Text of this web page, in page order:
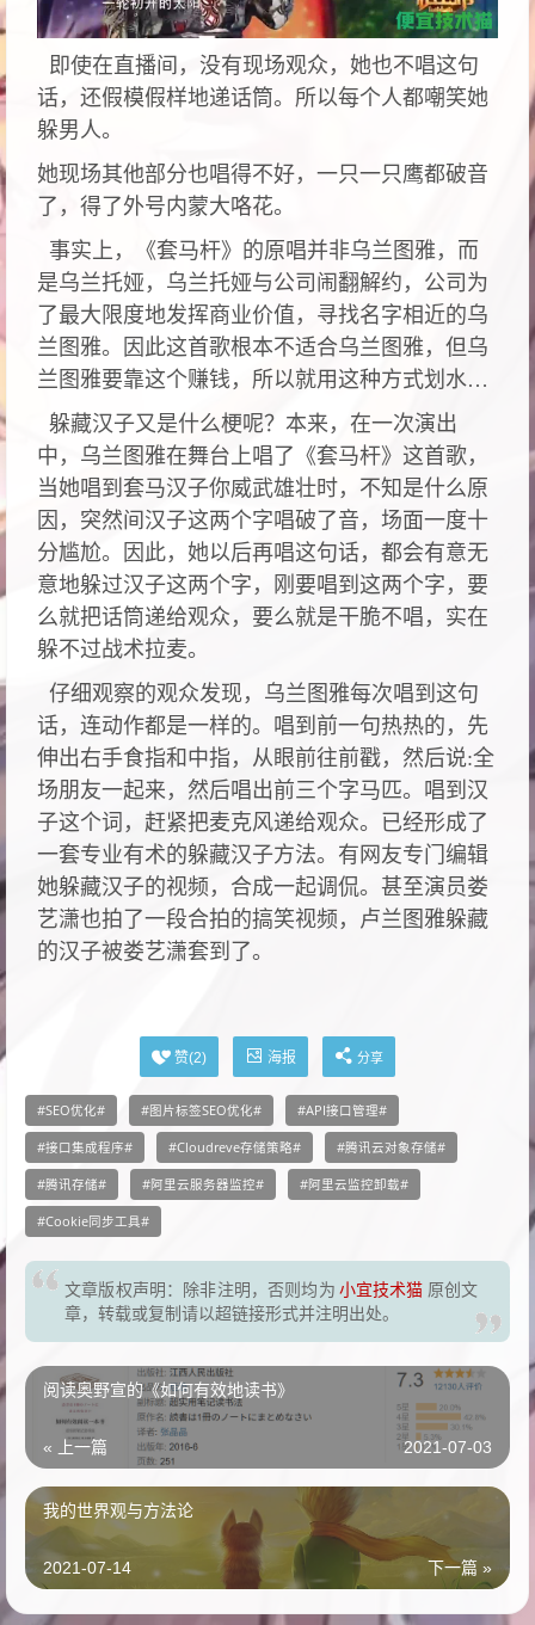
即使在直播间，没有现场观众，她也不唱这句
话，还假模假样地递话筒。所以每个人都嘲笑她
躲男人。
她现场其他部分也唱得不好，一只一只鹰都破音
了，得了外号内蒙大咯花。
事实上，《套马杆》的原唱并非乌兰图雅，而
是乌兰托娅，乌兰托娅与公司闹翻解约，公司为
了最大限度地发挥商业价值，寻找名字相近的乌
兰图雅。因此这首歌根本不适合乌兰图雅，但乌
兰图雅要靠这个赚钱，所以就用这种方式划水…
躲藏汉子又是什么梗呢？本来，在一次演出
中，乌兰图雅在舞台上唱了《套马杆》这首歌，
当她唱到套马汉子你威武雄壮时，不知是什么原
因，突然间汉子这两个字唱破了音，场面一度十
分尴尬。因此，她以后再唱这句话，都会有意无
意地躲过汉子这两个字，刚要唱到这两个字，要
么就把话筒递给观众，要么就是干脆不唱，实在
躲不过战术拉麦。
仔细观察的观众发现，乌兰图雅每次唱到这句
话，连动作都是一样的。唱到前一句热热的，先
伸出右手食指和中指，从眼前往前戳，然后说:全
场朋友一起来，然后唱出前三个字马匹。唱到汉
子这个词，赶紧把麦克风递给观众。已经形成了
一套专业有术的躲藏汉子方法。有网友专门编辑
她躲藏汉子的视频，合成一起调侃。甚至演员娄
艺潇也拍了一段合拍的搞笑视频，卢兰图雅躲藏
的汉子被娄艺潇套到了。
赞(2) 海报 分享
SEO优化 图片标签SEO优化 API接口管理
接口集成程序 Cloudreve存储策略 腾讯云对象存储
腾讯存储 阿里云服务器监控 阿里云监控卸载
Cookie同步工具
文章版权声明：除非注明，否则均为 小宜技术猫 原创文
章，转载或复制请以超链接形式并注明出处。
阅读奥野宣的《如何有效地读书》
« 上一篇 2021-07-03
我的世界观与方法论
下一篇 »
2021-07-14